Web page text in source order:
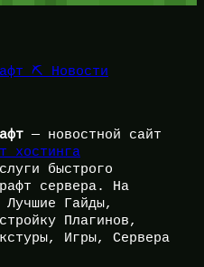
⛏️ Новости
— новостной сайт
хостинга
быстрого
сервера. На
Гайды,
Плагинов,
Игры, Сервера